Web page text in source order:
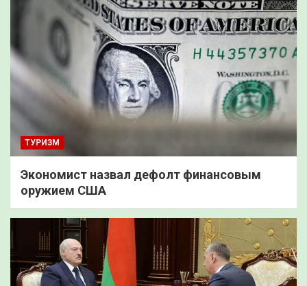
ТУРИЗМ
Экономист назвал дефолт финансовым
оружием США